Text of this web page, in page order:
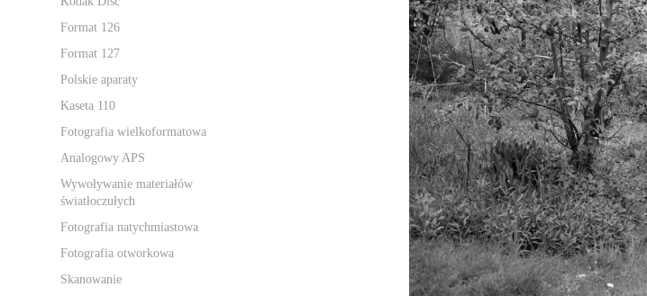
Format 126
Format 127
Polskie aparaty
Kaseta 110
Fotografia wielkoformatowa
Analogowy APS
Wywoływanie materiałów
światłoczułych
Fotografia natychmiastowa
Fotografia otworkowa
Skanowanie